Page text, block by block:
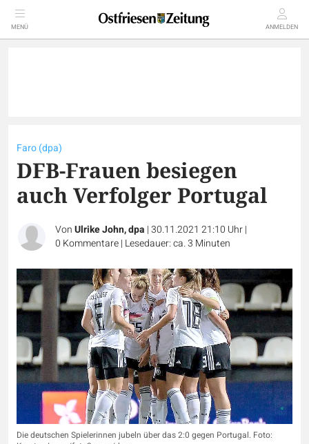
MENÜ ANMELDEN
Faro (dpa)
DFB-Frauen besiegen
auch Verfolger Portugal
VonUlrike John, dpa |30.11.2021 21:10 Uhr|
0 Kommentare| Lesedauer: ca. 3 Minuten
Die deutschen Spielerinnen jubeln über das 2:0 gegen Portugal. Foto: